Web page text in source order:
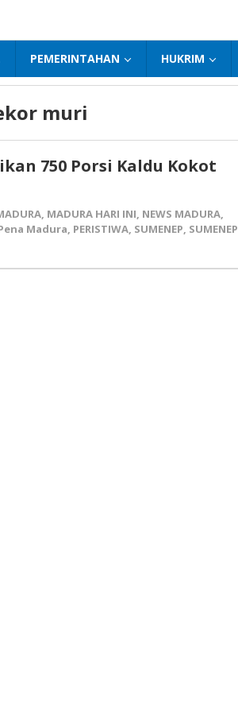
PEMERINTAHAN HUKRIM
muri
750 Porsi Kaldu Kokot
, MADURA HARI INI, NEWS MADURA,
Madura, PERISTIWA, SUMENEP, SUMENEP
Madura